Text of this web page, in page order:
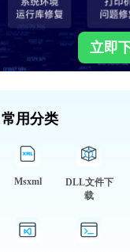
立即
常用分类
Msxml
DLL文件下
载